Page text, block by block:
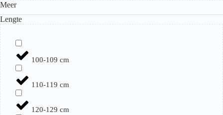
Meer
Lengte
100-109 cm
110-119 cm
120-129 cm